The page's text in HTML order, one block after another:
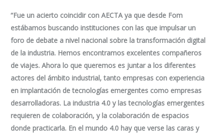
“Fue un acierto coincidir con AECTA ya que desde Fom
estábamos buscando instituciones con las que impulsar un
foro de debate a nivel nacional sobre la transformación digital
de la industria. Hemos encontramos excelentes compañeros
de viajes. Ahora lo que queremos es juntar a los diferentes
actores del ámbito industrial, tanto empresas con experiencia
en implantación de tecnologías emergentes como empresas
desarrolladoras. La industria 4.0 y las tecnologías emergentes
requieren de colaboración, y la colaboración de espacios
donde practicarla. En el mundo 4.0 hay que verse las caras y